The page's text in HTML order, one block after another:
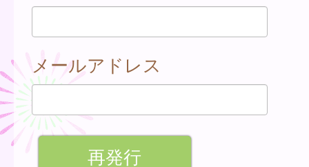
メールアドレス